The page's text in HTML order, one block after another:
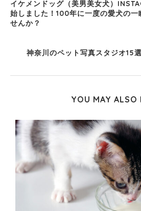
イケメンドッグ（美男美女犬）
始しました！100年に一度の愛犬の一
せんか？
神奈川のペット写真スタジオ15
YOU MAY ALSO